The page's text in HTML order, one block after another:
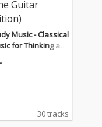
Music - Classical
for Thinking an
(The
30 tracks